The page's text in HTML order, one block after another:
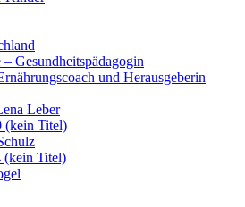
Gesundheitspädagogin
und Herausgeberin
Leber
(kein Titel)
(kein Titel)